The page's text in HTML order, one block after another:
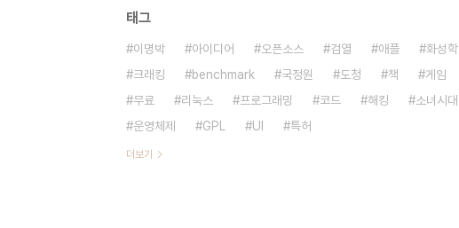
태그
이명박 아이디어 오픈소스 검열 애플 화성학
크래킹
benchmark 국정원 도청 책 게임
무료
리눅스 프로그래밍 코드 해킹 소녀시대
운영체제
GPL UI 특허
더보기